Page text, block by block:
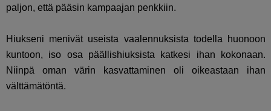
paljon, että pääsin kampaajan penkkiin.
Hiukseni menivät useista vaalennuksista todella huonoon
kuntoon, iso osa päällishiuksista katkesi ihan kokonaan.
Niinpä oman värin kasvattaminen oli oikeastaan ihan
välttämätöntä.